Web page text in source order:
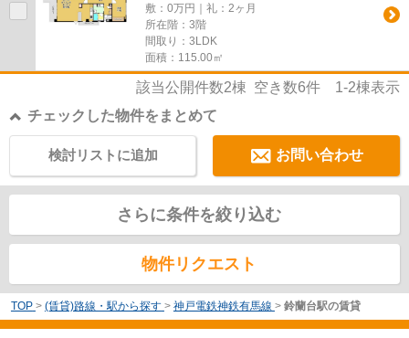
敷：0万円｜礼：2ヶ月
所在階：3階
間取り：3LDK
面積：115.00㎡
該当公開件数2棟 空き数6件 1-2棟表示
チェックした物件をまとめて
お問い合わせ
検討リストに追加
さらに条件を絞り込む
物件リクエスト
TOP > (賃貸)路線・駅から探す > 神戸電鉄神鉄有馬線 > 鈴蘭台駅の賃貸